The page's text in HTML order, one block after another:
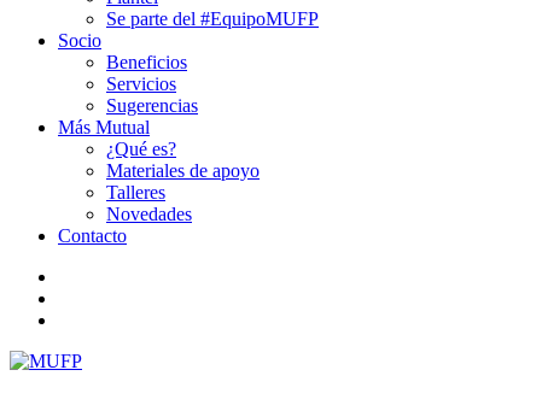
Se parte del #EquipoMUFP
Socio
Beneficios
Servicios
Sugerencias
Más Mutual
¿Qué es?
Materiales de apoyo
Talleres
Novedades
Contacto